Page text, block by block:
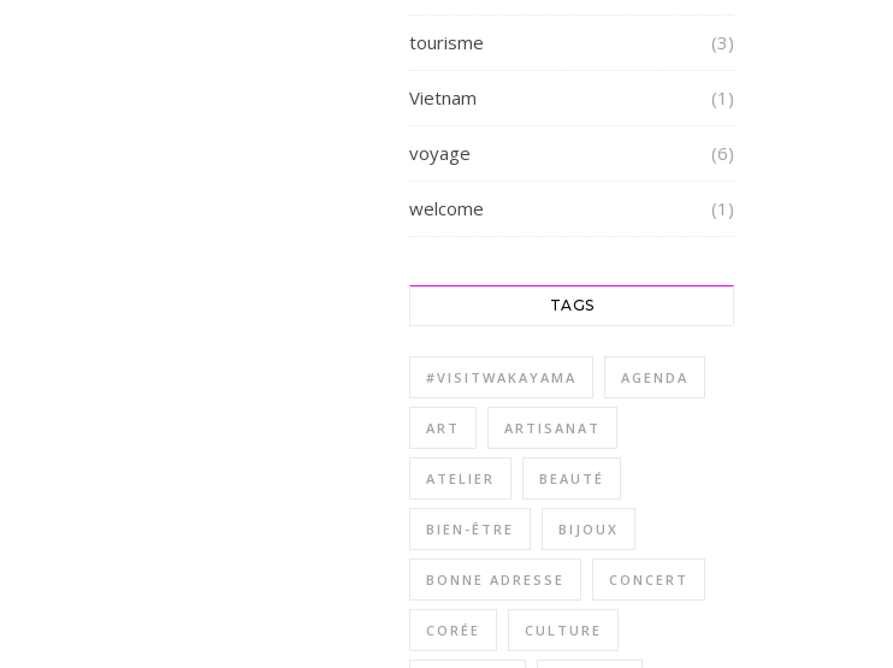
tourisme (3)
Vietnam (1)
voyage (6)
welcome (1)
TAGS
#VISITWAKAYAMA AGENDA
ART ARTISANAT
ATELIER BEAUTÉ
BIEN-ÊTRE BIJOUX
BONNE ADRESSE CONCERT
CORÉE CULTURE